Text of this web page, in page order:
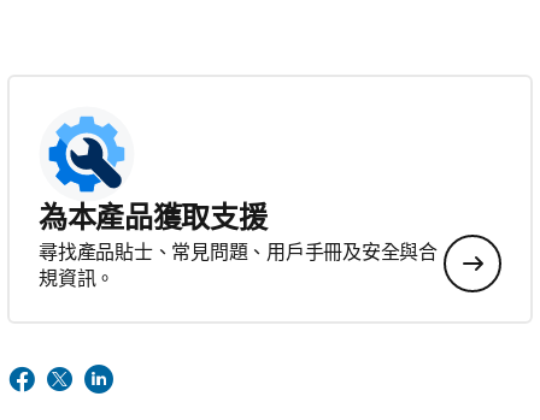
為本產品獲取支援
尋找產品貼士、常見問題、用戶手冊及安全與合
規資訊。